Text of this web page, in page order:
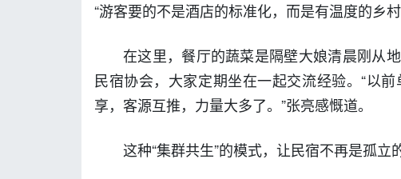
“游客要的不是酒店的标准化，而是有温度的乡
在这里，餐厅的蔬菜是隔壁大娘清晨刚从
民宿协会，大家定期坐在一起交流经验。“以
享，客源互推，力量大多了。”张亮感慨道。
这种“集群共生”的模式，让民宿不再是孤